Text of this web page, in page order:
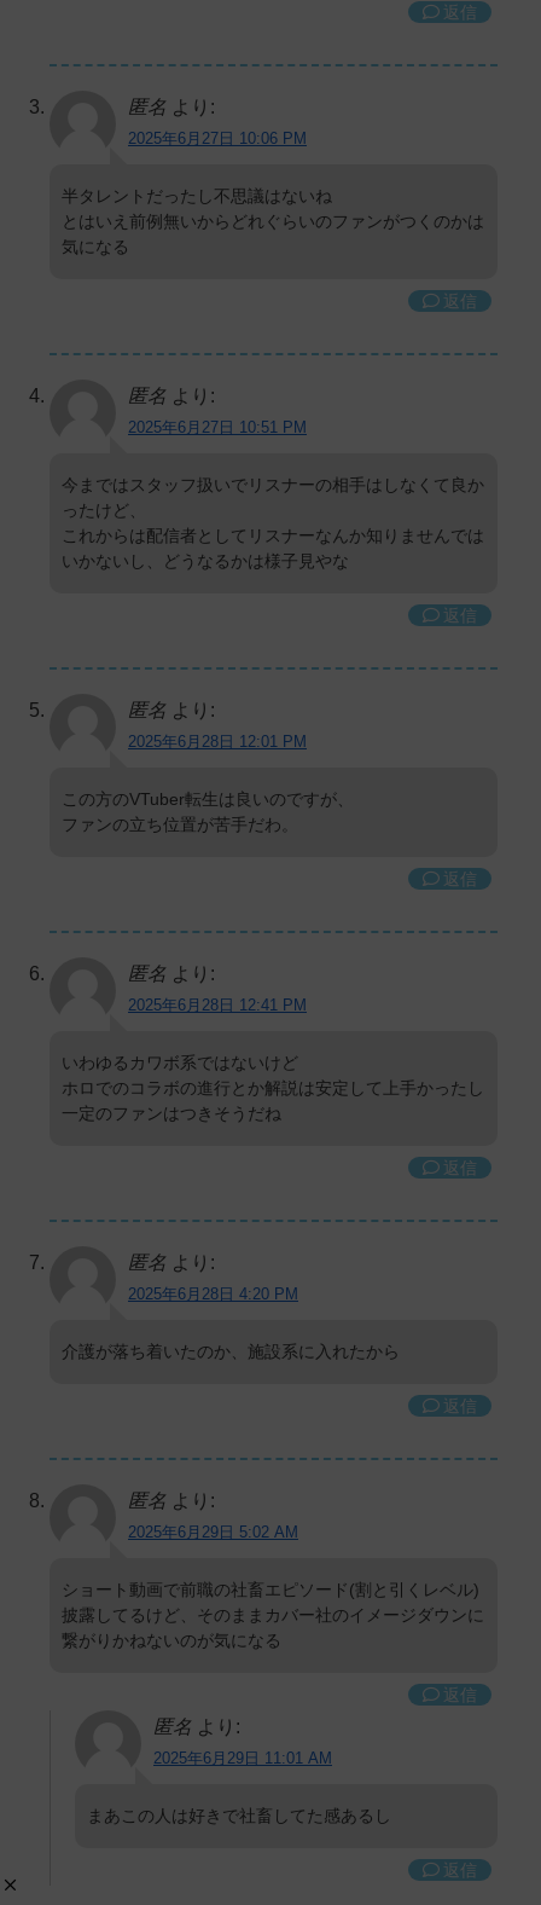
返信
匿名 より:
2025年6月27日 10:06 PM
半タレントだったし不思議はないね
とはいえ前例無いからどれぐらいのファンがつくのかは
気になる
返信
匿名 より:
2025年6月27日 10:51 PM
今まではスタッフ扱いでリスナーの相手はしなくて良か
ったけど、
これからは配信者としてリスナーなんか知りませんでは
いかないし、どうなるかは様子見やな
返信
匿名 より:
2025年6月28日 12:01 PM
この方のVTuber転生は良いのですが、
ファンの立ち位置が苦手だわ。
返信
匿名 より:
2025年6月28日 12:41 PM
いわゆるカワボ系ではないけど
ホロでのコラボの進行とか解説は安定して上手かったし
一定のファンはつきそうだね
返信
匿名 より:
2025年6月28日 4:20 PM
介護が落ち着いたのか、施設系に入れたから
返信
匿名 より:
2025年6月29日 5:02 AM
ショート動画で前職の社畜エピソード(割と引くレベル)
披露してるけど、そのままカバー社のイメージダウンに
繋がりかねないのが気になる
返信
匿名 より:
2025年6月29日 11:01 AM
まあこの人は好きで社畜してた感あるし
返信